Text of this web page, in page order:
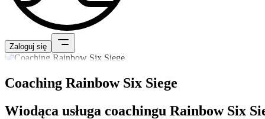
Zaloguj się
Coaching Rainbow Six Siege
Wiodąca usługa coachingu Rainbow Six